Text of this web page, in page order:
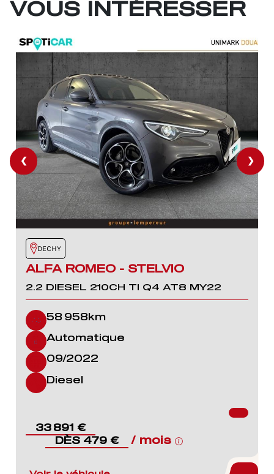
VOUS INTÉRESSER
❮
DECHY
ALFA ROMEO - STELVIO
2.2 DIESEL 210CH TI Q4 AT8 MY22
58 958km
Automatique
09/2022
Diesel
33 891 €
DÈS 479 €
/ mois
❯